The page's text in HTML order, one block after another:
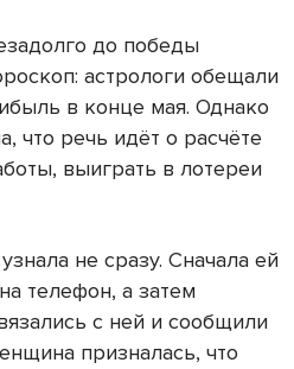
до победы
астрологи обещали
в конце мая. Однако
что речь идёт о расчёте
выиграть в лотереи
не сразу. Сначала ей
телефон, а затем
с ней и сообщили
призналась, что